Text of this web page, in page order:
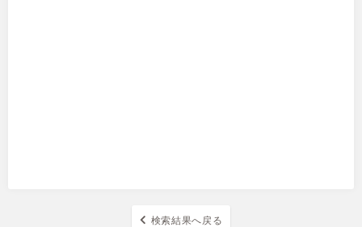
検索結果へ戻る